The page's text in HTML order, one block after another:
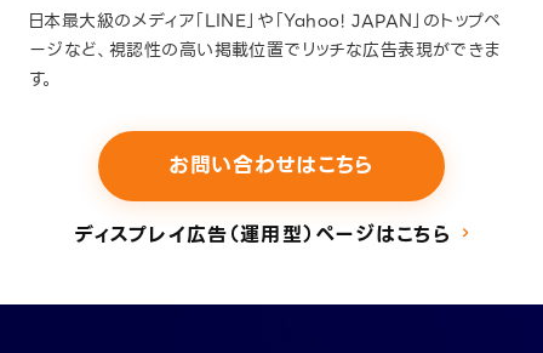
日本最大級のメディア「LINE」や「Yahoo! JAPAN」のトップペ
ージなど、視認性の高い掲載位置でリッチな広告表現ができま
す。
お問い合わせはこちら
ディスプレイ広告（運用型）ページはこちら